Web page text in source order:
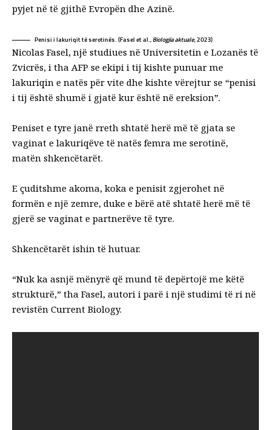
pyjet në të gjithë Evropën dhe Azinë.
Penisi i lakuriqit të serotinës. (Fasel et al., Biologjia aktuale,2023)
Nicolas Fasel, një studiues në Universitetin e Lozanës të
Zvicrës, i tha AFP se ekipi i tij kishte punuar me
lakuriqin e natës për vite dhe kishte vërejtur se “penisi
i tij është shumë i gjatë kur është në ereksion”.
Peniset e tyre janë rreth shtatë herë më të gjata se
vaginat e lakuriqëve të natës femra me serotinë,
matën shkencëtarët.
E çuditshme akoma, koka e penisit zgjerohet në
formën e një zemre, duke e bërë atë shtatë herë më të
gjerë se vaginat e partnerëve të tyre.
Shkencëtarët ishin të hutuar.
“Nuk ka asnjë mënyrë që mund të depërtojë me këtë
strukturë,” tha Fasel, autori i parë i një studimi të ri në
revistën Current Biology.